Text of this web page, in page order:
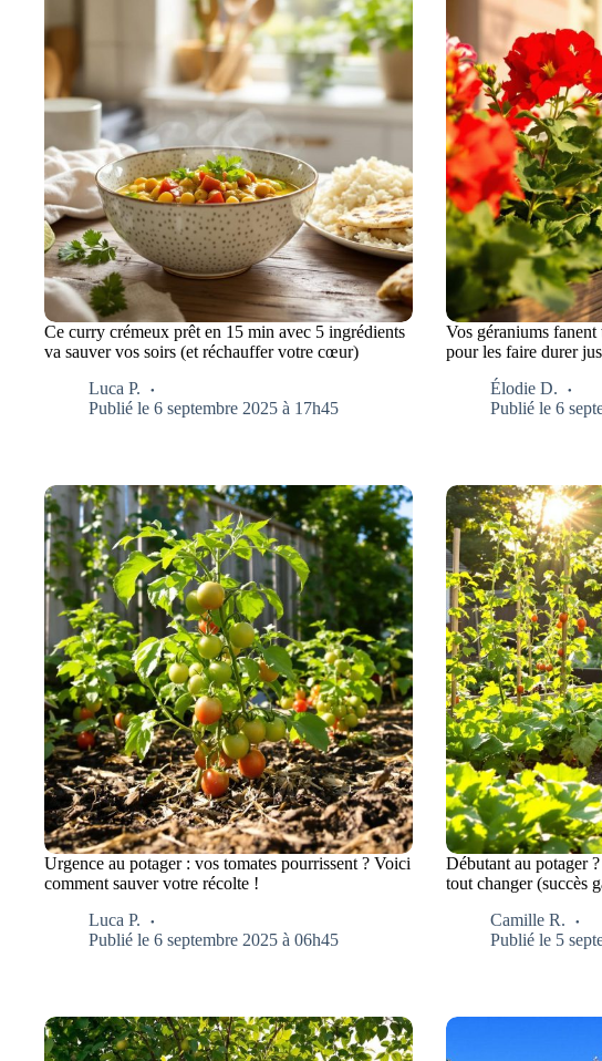
Ce curry crémeux prêt en 15 min avec 5 ingrédients
va sauver vos soirs (et réchauffer votre cœur)
Luca P.
Publié le 6 septembre 2025 à 17h45
Vos géraniums fanent
pour les faire durer
Élodie D.
Publié le 6
Urgence au potager : vos tomates pourrissent ? Voici
comment sauver votre récolte !
Luca P.
Publié le 6 septembre 2025 à 06h45
Débutant au potager
tout changer (succès
Camille R.
Publié le 5